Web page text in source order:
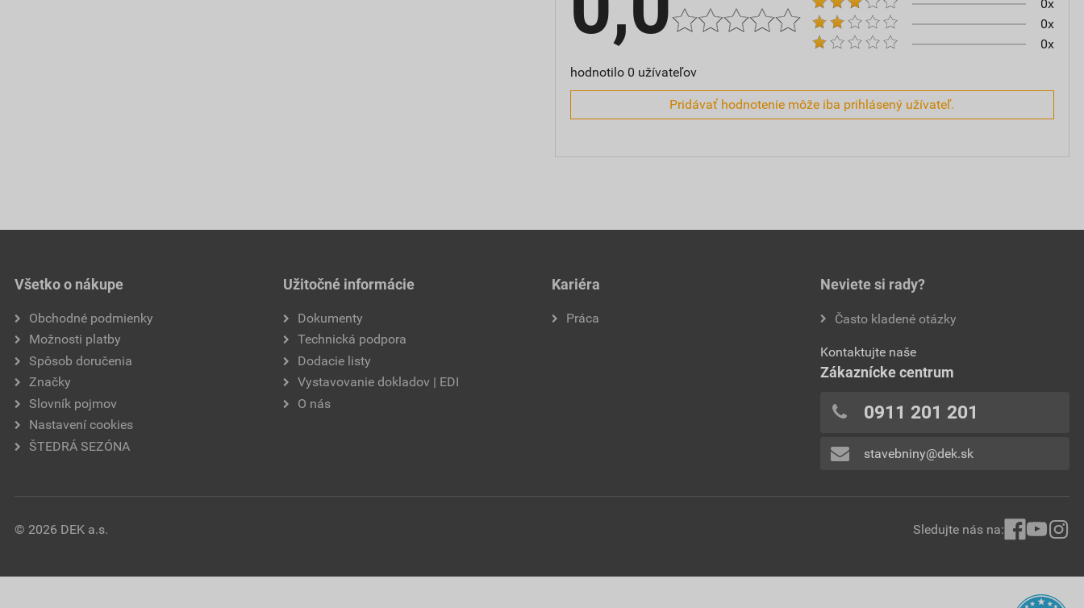
hodnotilo 0 užívateľov
0x
0x
0x
Pridávať hodnotenie môže iba prihlásený užívateľ.
Všetko o nákupe
Obchodné podmienky
Možnosti platby
Spôsob doručenia
Značky
Slovník pojmov
Nastavení cookies
ŠTEDRÁ SEZÓNA
Užitočné informácie
Dokumenty
Technická podpora
Dodacie listy
Vystavovanie dokladov | EDI
O nás
Kariéra
Práca
Neviete si rady?
Často kladené otázky
Kontaktujte naše
Zákaznícke centrum
0911 201 201
stavebniny@dek.sk
© 2026 DEK a.s. Sledujte nás na: